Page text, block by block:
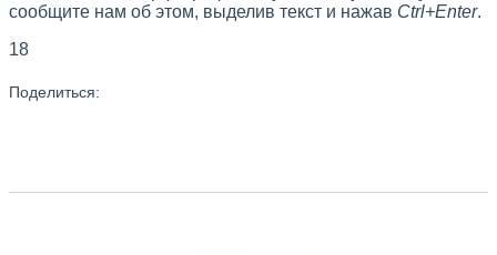
сообщите нам об этом, выделив текст и нажав Ctrl+Enter.
18
Поделиться: